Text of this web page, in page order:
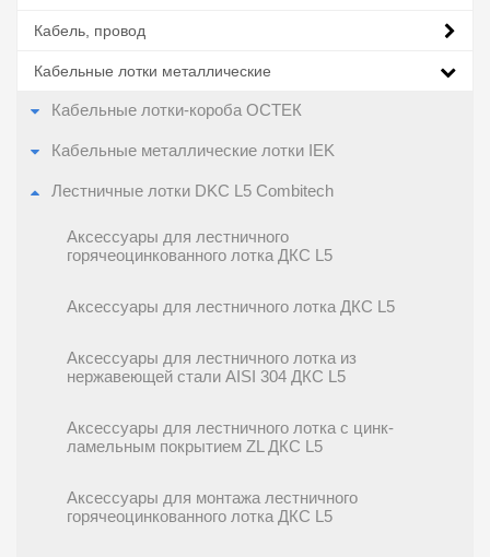
Кабель, провод
Кабельные лотки металлические
Кабельные лотки-короба ОСТЕК
Кабельные металлические лотки IEK
Лестничные лотки DKC L5 Combitech
Аксессуары для лестничного
горячеоцинкованного лотка ДКС L5
Аксессуары для лестничного лотка ДКС L5
Аксессуары для лестничного лотка из
нержавеющей стали AISI 304 ДКС L5
Аксессуары для лестничного лотка с цинк-
ламельным покрытием ZL ДКС L5
Аксессуары для монтажа лестничного
горячеоцинкованного лотка ДКС L5